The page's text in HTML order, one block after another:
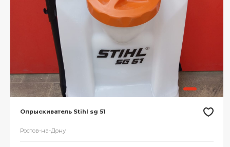
Опрыскиватель Stihl sg 51
Ростов-на-Дону